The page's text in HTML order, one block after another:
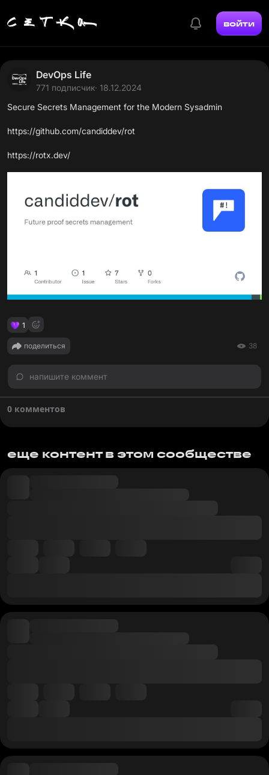
войти
DevOps Life
771 подписчик· 18.12.2024
Secure Secrets Management for the Modern Sysadmin
https://github.com/candiddev/rot
https://rotx.dev/
1
поделиться 38
напишите коммент
0 комментов
еще контент в этом сообществе